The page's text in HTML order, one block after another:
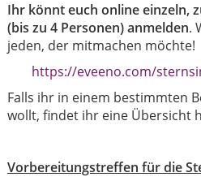
Ihr könnt euch online einzeln,
(bis zu 4 Personen) anmelden.
jeden, der mitmachen möchte!
https://eveeno.com/
Falls ihr in einem bestimmten
wollt, findet ihr eine Übersicht
Vorbereitungstreffen für die